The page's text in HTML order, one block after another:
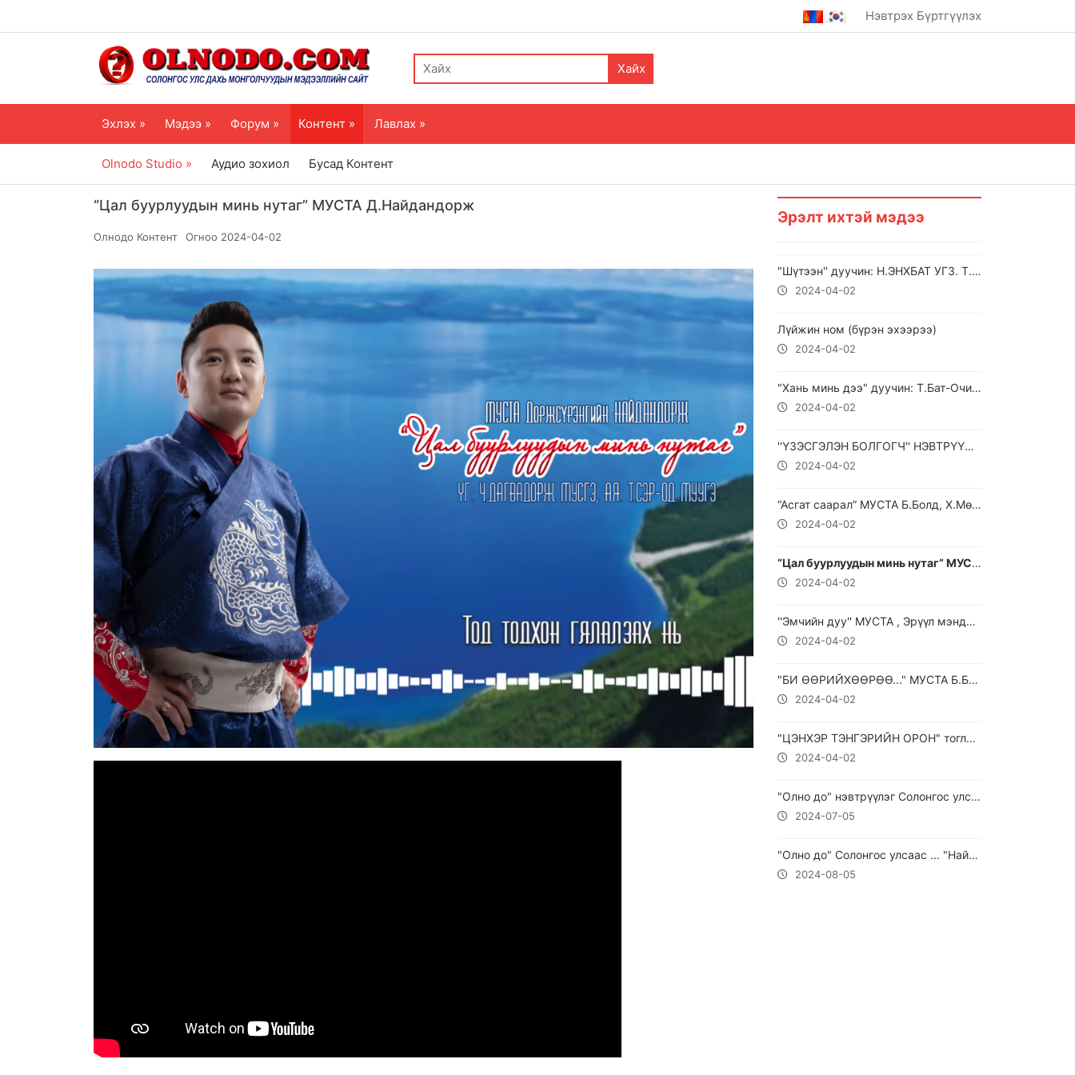
Нэвтрэх Бүртгүүлэх
Хайх
Эхлэх » Мэдээ » Форум » Контент » Лавлах »
Olnodo Studio » Аудио зохиол Бусад Контент
“Цал буурлуудын минь нутаг” МУСТА Д.Найдандорж
Олнодо Контент Огноо 2024-04-02
Эрэлт ихтэй мэдээ
"Шүтээн'' дуучин: Н.ЭНХБАТ УГЗ. Т.Дэлгэрмөрөн
2024-04-02
Лүйжин ном (бүрэн эхээрээ)
2024-04-02
"Хань минь дээ" дуучин: Т.Бат-Очир МУСТА, Т.Нарангэрэл
2024-04-02
''ҮЗЭСГЭЛЭН БОЛГОГЧ'' НЭВТРҮҮЛЭГ
2024-04-02
“Асгат саарал” МУСТА Б.Болд, Х.Мөнгөнцэцэг
2024-04-02
“Цал буурлуудын минь нутаг” МУСТА Д.Найдандорж
2024-04-02
''Эмчийн дуу'' МУСТА , Эрүүл мэндийн элч дуучин Б.Хангал
2024-04-02
"БИ ӨӨРИЙХӨӨРӨӨ..." МУСТА Б.Баяндалай
2024-04-02
"ЦЭНХЭР ТЭНГЭРИЙН ОРОН" тоглолт
2024-04-02
"Олно до" нэвтрүүлэг Солонгос улсаас ... "Найс Монголиа Ворлд" компанийг үүсгэн байгуулагч Д.Даваабаатар оролцлоо.
2024-07-05
"Олно до" Солонгос улсаас ... "Найс Мейт"-ийн захирал Э.Гансүх оролцлоо.
2024-08-05